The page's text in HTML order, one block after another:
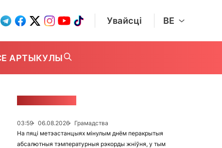
Увайсці BE
АРТЫКУЛЫ
03:59 06.08.2026
Грамадства
На пяці метэастанцыях мінулым днём перакрытыя
абсалютныя тэмпературныя рэкорды жніўня, у тым